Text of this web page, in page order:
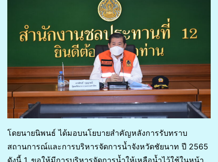
โดยนายนิพนธ์ ได้มอบนโยบายสำคัญหลังการรับทราบ
สถานการณ์และการบริหารจัดการน้ำจังหวัดชัยนาท ปี 2565